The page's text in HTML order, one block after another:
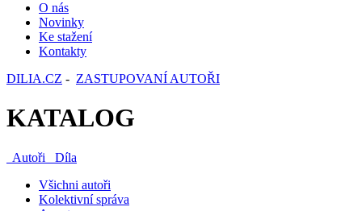
O nás
Novinky
Ke stažení
Kontakty
DILIA.CZ - ZASTUPOVANÍ AUTOŘI
KATALOG
Autoři
Díla
Všichni autoři
Kolektivní správa